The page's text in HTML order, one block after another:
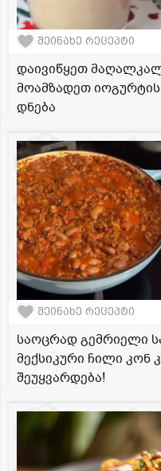
შეინახე რეცეპტი
დაივიწყეთ
მოამზადეთ
დნება
შეინახე რეცეპტი
საოცრად გემრიელი
მექსიკური ჩილი კონ
შეუყვარდება!